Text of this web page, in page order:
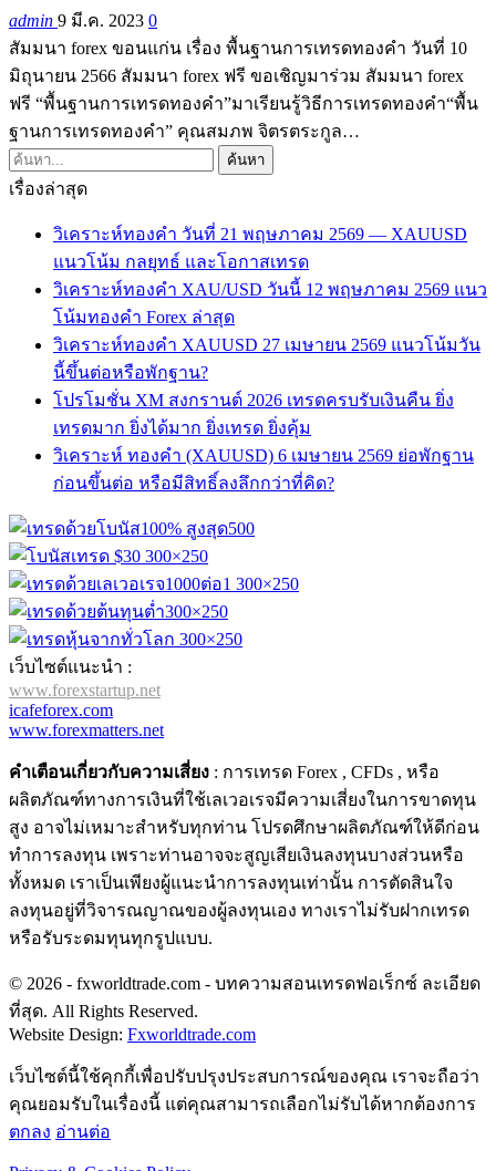
admin 9 มี.ค. 2023 0
สัมมนา forex ขอนแก่น เรื่อง พื้นฐานการเทรดทองคำ วันที่ 10
มิถุนายน 2566 สัมมนา forex ฟรี ขอเชิญมาร่วม สัมมนา forex
ฟรี “พื้นฐานการเทรดทองคำ”มาเรียนรู้วิธีการเทรดทองคำ“พื้น
ฐานการเทรดทองคำ” คุณสมภพ จิตรตระกูล…
เรื่องล่าสุด
วิเคราะห์ทองคำ วันที่ 21 พฤษภาคม 2569 — XAUUSD
แนวโน้ม กลยุทธ์ และโอกาสเทรด
วิเคราะห์ทองคำ XAU/USD วันนี้ 12 พฤษภาคม 2569 แนว
โน้มทองคำ Forex ล่าสุด
วิเคราะห์ทองคำ XAUUSD 27 เมษายน 2569 แนวโน้มวัน
นี้ขึ้นต่อหรือพักฐาน?
โปรโมชั่น XM สงกรานต์ 2026 เทรดครบรับเงินคืน ยิ่ง
เทรดมาก ยิ่งได้มาก ยิ่งเทรด ยิ่งคุ้ม
วิเคราะห์ ทองคำ (XAUUSD) 6 เมษายน 2569 ย่อพักฐาน
ก่อนขึ้นต่อ หรือมีสิทธิ์ลงลึกกว่าที่คิด?
เว็บไซต์แนะนำ :
www.forexstartup.net
icafeforex.com
www.forexmatters.net
คำเตือนเกี่ยวกับความเสี่ยง : การเทรด Forex , CFDs , หรือ
ผลิตภัณฑ์ทางการเงินที่ใช้เลเวอเรจมีความเสี่ยงในการขาดทุน
สูง อาจไม่เหมาะสำหรับทุกท่าน โปรดศึกษาผลิตภัณฑ์ให้ดีก่อน
ทำการลงทุน เพราะท่านอาจจะสูญเสียเงินลงทุนบางส่วนหรือ
ทั้งหมด เราเป็นเพียงผู้แนะนำการลงทุนเท่านั้น การตัดสินใจ
ลงทุนอยู่ที่วิจารณญาณของผู้ลงทุนเอง ทางเราไม่รับฝากเทรด
หรือรับระดมทุนทุกรูปแบบ.
© 2026 - fxworldtrade.com - บทความสอนเทรดฟอเร็กซ์ ละเอียด
ที่สุด. All Rights Reserved.
Website Design: Fxworldtrade.com
เว็บไซต์นี้ใช้คุกกี้เพื่อปรับปรุงประสบการณ์ของคุณ เราจะถือว่า
คุณยอมรับในเรื่องนี้ แต่คุณสามารถเลือกไม่รับได้หากต้องการ
ตกลง อ่านต่อ